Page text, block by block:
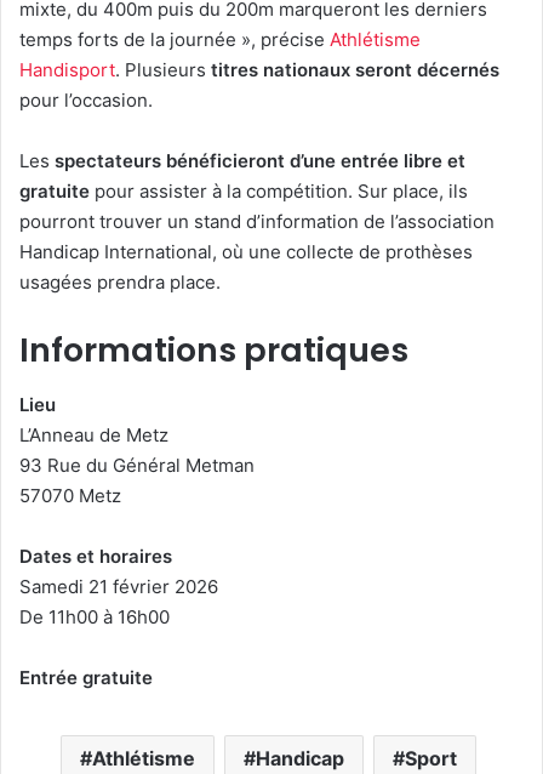
mixte, du 400m puis du 200m marqueront les derniers
temps forts de la journée », précise Athlétisme
Handisport. Plusieurs titres nationaux seront décernés
pour l’occasion.
Les spectateurs bénéficieront d’une entrée libre et
gratuite pour assister à la compétition. Sur place, ils
pourront trouver un stand d’information de l’association
Handicap International, où une collecte de prothèses
usagées prendra place.
Informations pratiques
Lieu
L’Anneau de Metz
93 Rue du Général Metman
57070 Metz
Dates et horaires
Samedi 21 février 2026
De 11h00 à 16h00
Entrée gratuite
Athlétisme Handicap Sport